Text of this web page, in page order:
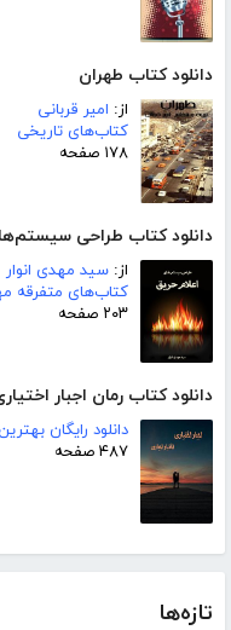
دانلود کتاب طهران
از: امیر قربانی
کتاب‌های تاریخی
۱۷۸ صفحه
دانلود کتاب طراحی
از: سید مهدی انوار
کتاب‌های متفرقه
۲۰۳ صفحه
دانلود کتاب رمان اجبار
دانلود رایگان
۴۸۷ صفحه
تازه‌ها